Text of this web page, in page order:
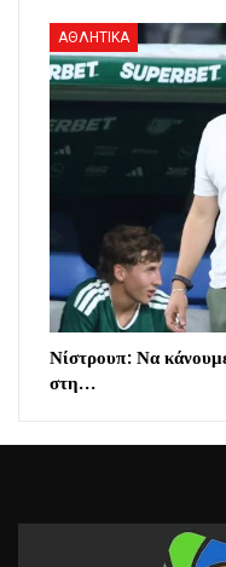
ΑΘΛΗΤΙΚΑ
Νίστρουπ: Να κάνουμε
στη…